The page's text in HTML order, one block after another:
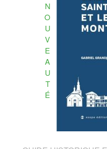
N
O
U
V
E
A
U
T
É